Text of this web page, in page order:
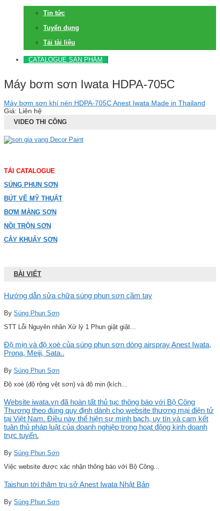
Tin tức
Tuyển dụng
Tải tài liệu
CATALOGUE SẢN PHẨM
Máy bơm sơn Iwata HDPA-705C
Máy bơm sơn khí nén HDPA-705C Anest Iwata Made in Thailand
Giá: Liên hệ
VIDEO THI CÔNG
TẢI CATALOGUE
SÚNG PHUN SƠN
BÚT VẼ MỸ THUẬT
BƠM MÀNG SƠN
NỒI TRỘN SƠN
CÂY KHUẤY SƠN
BÀI VIẾT
Hướng dẫn sửa chữa súng phun sơn cầm tay
By Súng Phun Sơn
STT Lỗi Nguyên nhân Xử lý 1 Phun giật giật...
Độ mịn và độ xoè của súng phun sơn dòng airspray Anest Iwata,
Prona, Meiji, Sata..
By Súng Phun Sơn
Độ xoè (độ rộng vệt sơn) và độ mịn (kích...
Website iwata.vn đã hoàn tất thủ tục thông báo với Bộ Công
Thương theo đúng quy định dành cho website thương mại điện tử
tại Việt Nam. Điều này thể hiện sự minh bạch, uy tín và cam kết
tuân thủ pháp luật của doanh nghiệp trong hoạt động kinh doanh
trực tuyến.
By Súng Phun Sơn
Việc website được xác nhận thông báo với Bộ Công...
Taishun tới thăm trụ sở Anest Iwata Nhật Bản
By Súng Phun Sơn